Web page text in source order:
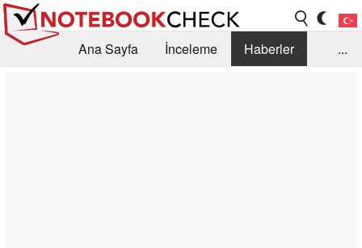
Ana Sayfa İnceleme
Haberler
...